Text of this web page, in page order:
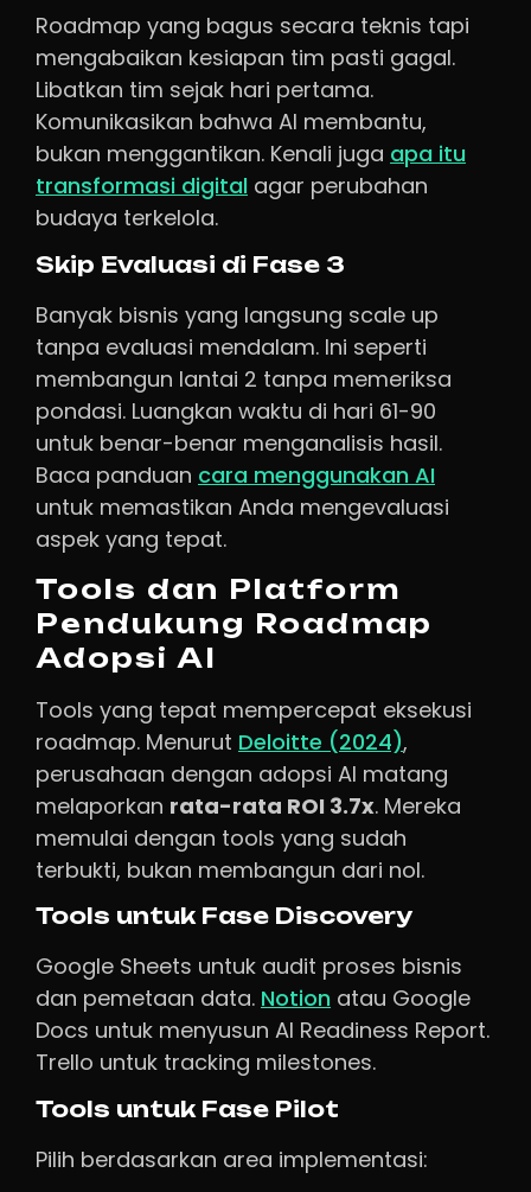
Roadmap yang bagus secara teknis tapi
mengabaikan kesiapan tim pasti gagal.
Libatkan tim sejak hari pertama.
Komunikasikan bahwa AI membantu,
bukan menggantikan. Kenali juga apa itu
transformasi digital agar perubahan
budaya terkelola.
Skip Evaluasi di Fase 3
Banyak bisnis yang langsung scale up
tanpa evaluasi mendalam. Ini seperti
membangun lantai 2 tanpa memeriksa
pondasi. Luangkan waktu di hari 61-90
untuk benar-benar menganalisis hasil.
Baca panduan cara menggunakan AI
untuk memastikan Anda mengevaluasi
aspek yang tepat.
Tools dan Platform
Pendukung Roadmap
Adopsi AI
Tools yang tepat mempercepat eksekusi
roadmap. Menurut Deloitte (2024),
perusahaan dengan adopsi AI matang
melaporkan rata-rata ROI 3.7x. Mereka
memulai dengan tools yang sudah
terbukti, bukan membangun dari nol.
Tools untuk Fase Discovery
Google Sheets untuk audit proses bisnis
dan pemetaan data. Notion atau Google
Docs untuk menyusun AI Readiness Report.
Trello untuk tracking milestones.
Tools untuk Fase Pilot
Pilih berdasarkan area implementasi: